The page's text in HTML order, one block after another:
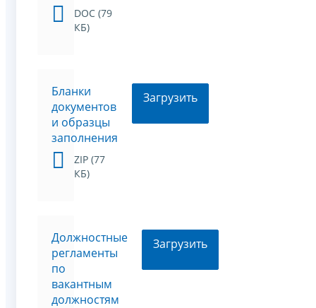
DOC (79
КБ)
Бланки
документов
и образцы
заполнения
ZIP (77
КБ)
Загрузить
Должностные
регламенты
по
вакантным
должностям
Загрузить